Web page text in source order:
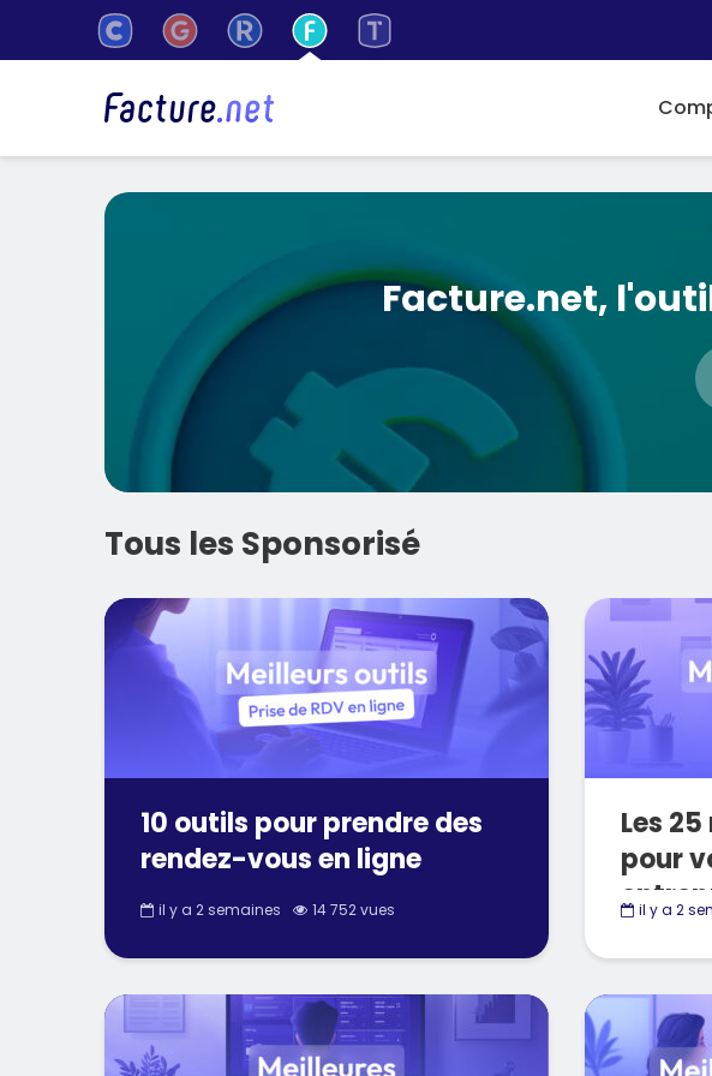
Facture.net,
Tous les Sponsorisé
10 outils pour prendre des
rendez-vous en ligne
il y a 2 semaines 14 752 vues
Les
pour
il y a 2